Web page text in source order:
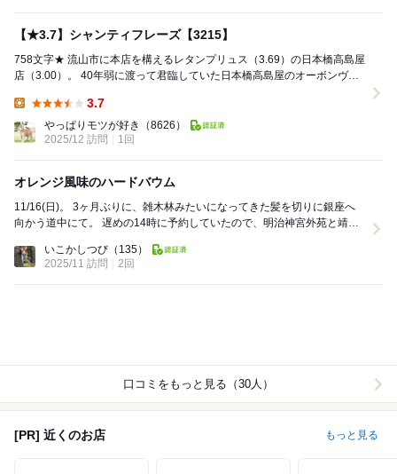
【★3.7】シャンティフレーズ【3215】
758文字★ 流山市に本店を構えるレタンプリュス（3.69）の日本橋高島屋
店（3.00）。 40年弱に渡って君臨していた日本橋高島屋のオーボンヴュ
3.7
やっぱりモツが好き
（8626）
2025/12 訪問
1回
オレンジ風味のハードバウム
11/16(日)。 3ヶ月ぶりに、雑木林みたいになってきた髪を切りに銀座へ
向かう道中にて。 遅めの14時に予約していたので、明治神宮外苑と靖国
いこかしつび （135）
2025/11 訪問
2回
口コミをもっと見る（30人）
[PR] 近くのお店 もっと見る